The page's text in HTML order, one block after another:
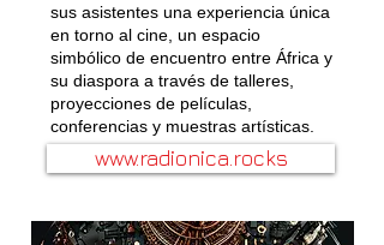
sus asistentes una experiencia única
en torno al cine, un espacio
simbólico de encuentro entre África y
su diaspora a través de talleres,
proyecciones de películas,
conferencias y muestras artísticas.
www.radionica.rocks